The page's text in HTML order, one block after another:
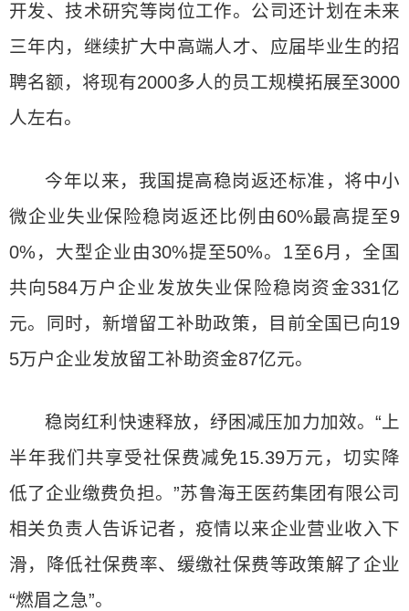
开发、技术研究等岗位工作。公司还计划在未来
三年内，继续扩大中高端人才、应届毕业生的招
聘名额，将现有2000多人的员工规模拓展至3000
人左右。
今年以来，我国提高稳岗返还标准，将中小
微企业失业保险稳岗返还比例由60%最高提至9
0%，大型企业由30%提至50%。1至6月，全国
共向584万户企业发放失业保险稳岗资金331亿
元。同时，新增留工补助政策，目前全国已向19
5万户企业发放留工补助资金87亿元。
稳岗红利快速释放，纾困减压加力加效。“上
半年我们共享受社保费减免15.39万元，切实降
低了企业缴费负担。”苏鲁海王医药集团有限公司
相关负责人告诉记者，疫情以来企业营业收入下
滑，降低社保费率、缓缴社保费等政策解了企业
“燃眉之急”。